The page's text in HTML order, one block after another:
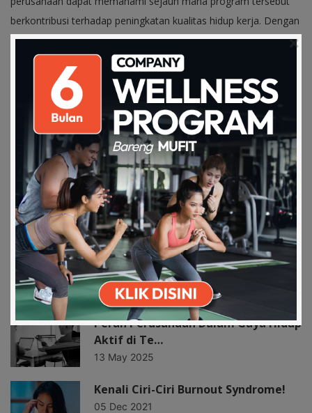
Download on the
Apps Store
Get it on Play
Store
berkontribusi terhadap peningkatan kualitas hidup kerja. Dengan
begitu, program kesehatan bukan hanya menjadi rutinitas, tetapi
bagian dari budaya kerja yang sehat dan berkelanjutan.
SHARE
RELATED ARTICLES
Karyawan Produktif Maksimal,
Aktifitas Apa ya…
25 Nov 2021
Peran Perusahaan Dalam Gaya Hidup
Aktif di Te…
13 May 2025
Kenali Ciri-Ciri Burnout Syndrome!
05 Dec 2021